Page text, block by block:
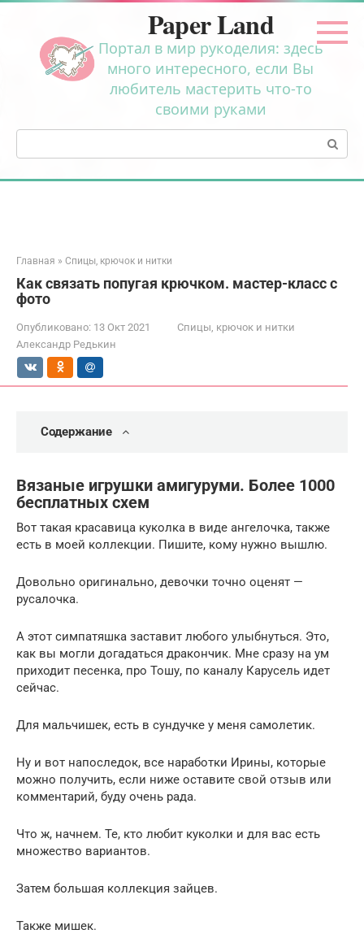
Перейти
контенту
Paper Land
Портал в мир рукоделия: здесь
много интересного, если Вы
любитель мастерить что-то
своими руками
Поиск:
Главная » Спицы, крючок и нитки
Как связать попугая крючком. мастер-класс с
фото
Опубликовано: 13 Окт 2021
Спицы, крючок и нитки
Александр Редькин
Содержание
Вязаные игрушки амигуруми. Более 1000
бесплатных схем
Вот такая красавица куколка в виде ангелочка, также
есть в моей коллекции. Пишите, кому нужно вышлю.
Довольно оригинально, девочки точно оценят —
русалочка.
А этот симпатяшка заставит любого улыбнуться. Это,
как вы могли догадаться дракончик. Мне сразу на ум
приходит песенка, про Тошу, по каналу Карусель идет
сейчас.
Для мальчишек, есть в сундучке у меня самолетик.
Ну и вот напоследок, все наработки Ирины, которые
можно получить, если ниже оставите свой отзыв или
комментарий, буду очень рада.
Что ж, начнем. Те, кто любит куколки и для вас есть
множество вариантов.
Затем большая коллекция зайцев.
Также мишек.